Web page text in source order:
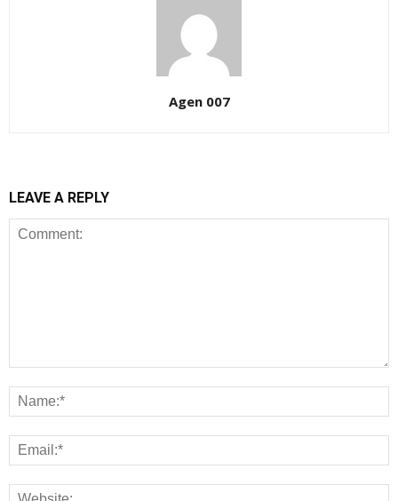
Agen 007
LEAVE A REPLY